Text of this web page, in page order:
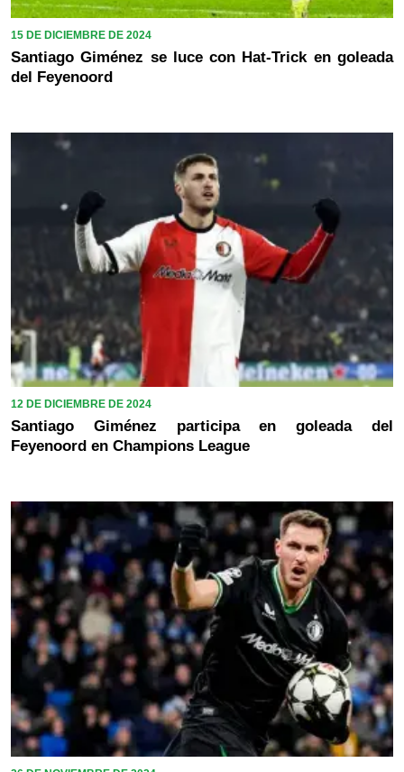
15 DE DICIEMBRE DE 2024
Santiago Giménez se luce con Hat-Trick en goleada
del Feyenoord
12 DE DICIEMBRE DE 2024
Santiago Giménez participa en goleada del
Feyenoord en Champions League